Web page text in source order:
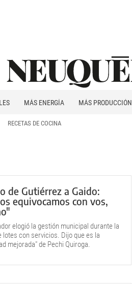
MÁS ENERGÍA MÁS PRODUCCIÓN
RECETAS DE COCINA
de Gutiérrez a Gaido:
equivocamos con vos,
elogió la gestión municipal durante la
lotes con servicios. Dijo que es la
mejorada" de Pechi Quiroga.